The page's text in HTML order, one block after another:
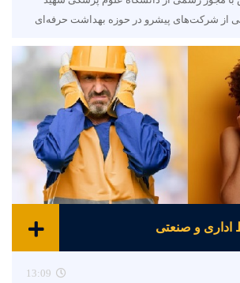
شرکت‌های پیشرو در حوزه بهداشت حرفه‌ای
و صنعتی
13:09